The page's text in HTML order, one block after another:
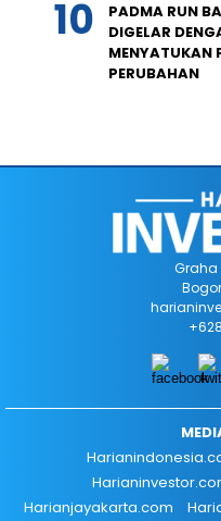
PADMA RUN
DIGELAR
MENYATUKAN
PERUBAHAN
Graha
Harianjayakarta.com